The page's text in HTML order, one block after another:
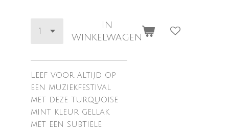
In
winkelwagen
Leef voor altijd op
een muziekfestival
met deze turquoise
mint kleur gellak
met een subtiele